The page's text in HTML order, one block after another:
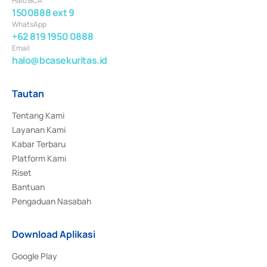
1500888 ext 9
WhatsApp
+62 819 1950 0888
Email
halo@bcasekuritas.id
Tautan
Tentang Kami
Layanan Kami
Kabar Terbaru
Platform Kami
Riset
Bantuan
Pengaduan Nasabah
Download Aplikasi
Google Play